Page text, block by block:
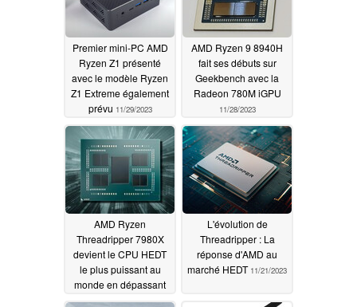
12/01/2023
Premier mini-PC AMD
Ryzen Z1 présenté
avec le modèle Ryzen
Z1 Extreme également
prévu 11/29/2023
AMD Ryzen 9 8940H
fait ses débuts sur
Geekbench avec la
Radeon 780M iGPU
11/28/2023
AMD Ryzen
Threadripper 7980X
devient le CPU HEDT
le plus puissant au
monde en dépassant
tous les Xeon et EPYC
L'évolution de
Threadripper : La
réponse d'AMD au
marché HEDT 11/21/2023